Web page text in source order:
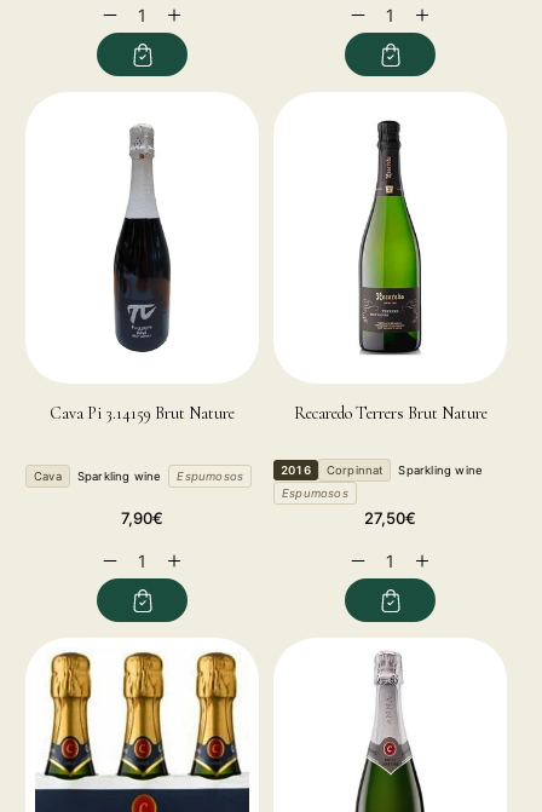
Decrease
quantity
Increase
quantity
for
Decrease
quantity
Increase
quantity
for
Cava Pi 3.14159 Brut Nature
Cava Sparkling wine Espumosos
Regular
7,90€
Decrease
quantity
Increase
quantity
for
Recaredo Terrers Brut Nature
2016 Corpinnat
Sparkling wine
Espumosos
Regular
27,50€
Decrease
quantity
Increase
quantity
for